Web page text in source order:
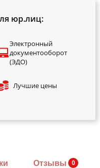
юр.лиц:
Электронный
документооборот
(ЭДО)
Лучшие цены
Отзывы